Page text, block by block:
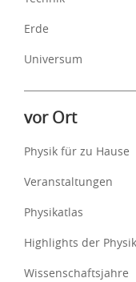
Erde
Universum
vor Ort
Physik für zu Hause
Veranstaltungen
Physikatlas
Highlights der Physik
Wissenschaftsjahre